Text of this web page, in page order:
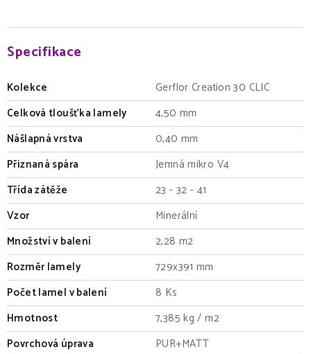
Specifikace
Kolekce
Gerflor Creation 30 CLIC
Celková tloušťka lamely
4,50 mm
Nášlapná vrstva
0,40 mm
Přiznaná spára
Jemná mikro V4
Třída zátěže
23 - 32 - 41
Vzor
Minerální
Množství v balení
2,28 m2
Rozměr lamely
729x391 mm
Počet lamel v balení
8 Ks
Hmotnost
7,385 kg / m2
Povrchová úprava
PUR+MATT